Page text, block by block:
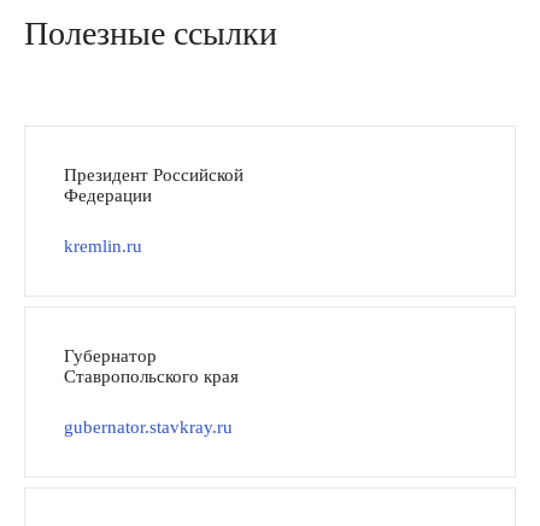
Полезные ссылки
Президент Российской
Федерации
kremlin.ru
Губернатор
Ставропольского края
gubernator.stavkray.ru